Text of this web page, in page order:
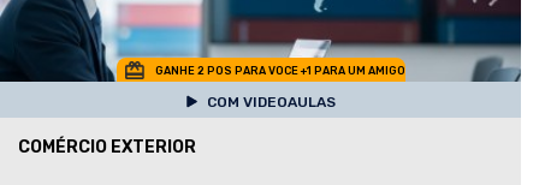
GANHE 2 POS PARA VOCE +1 PARA UM AMIGO
COM VIDEOAULAS
COMÉRCIO EXTERIOR